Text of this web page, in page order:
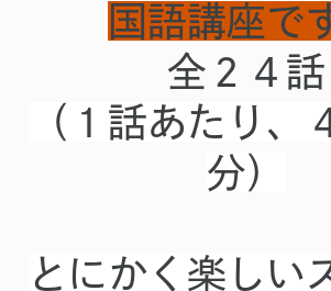
国語講座で
全２４話
（１話あたり、
分）
とにかく楽しい